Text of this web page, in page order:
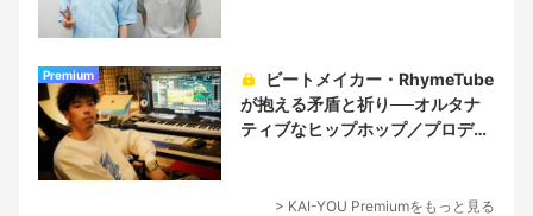
Premium
が抱える矛盾と祈り──オルタナ
ティブなヒップホップ／プロデュ
> KAI-YOU Premiumをもっと見る